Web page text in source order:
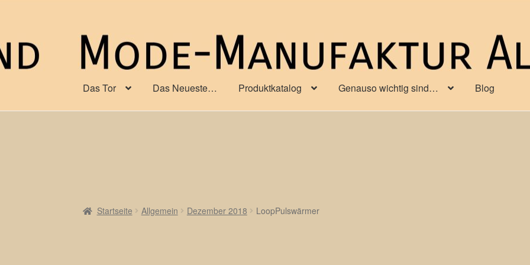
Zur
Navigation
springen
Zum
Inhalt
springen
Das Tor Das Neueste… Produktkatalog Genauso wichtig sind… Blog
Startseite Allgemein Dezember 2018 LoopPulswärmer